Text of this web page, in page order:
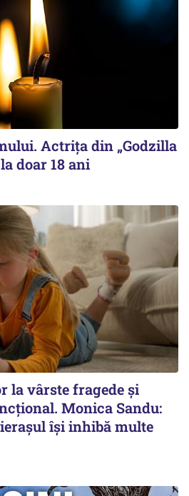
Actrița din „Godzilla
doar 18 ani
la vârste fragede și
Monica Sandu:
își inhibă multe